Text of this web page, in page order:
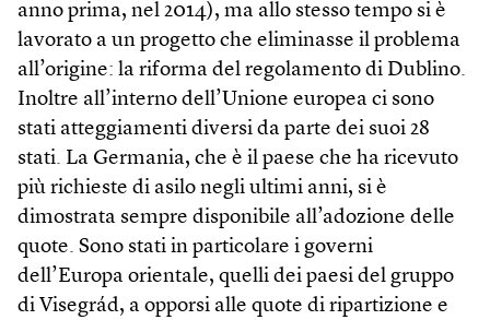
anno prima, nel 2014), ma allo stesso tempo si è
lavorato a un progetto che eliminasse il problema
all’origine: la riforma del regolamento di Dublino.
Inoltre all’interno dell’Unione europea ci sono
stati atteggiamenti diversi da parte dei suoi 28
stati. La Germania, che è il paese che ha ricevuto
più richieste di asilo negli ultimi anni, si è
dimostrata sempre disponibile all’adozione delle
quote. Sono stati in particolare i governi
dell’Europa orientale, quelli dei paesi del gruppo
di Visegrád, a opporsi alle quote di ripartizione e